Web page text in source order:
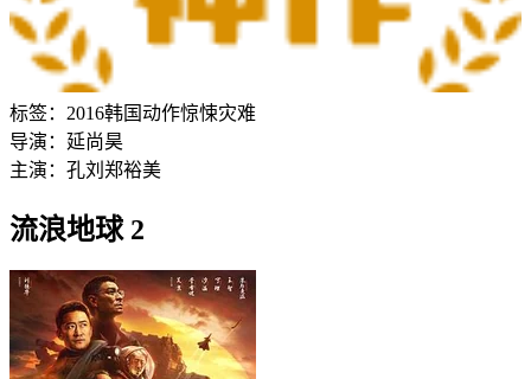
标签： 2016韩国动作惊悚灾难
导演： 延尚昊
主演： 孔刘 郑裕美
流浪地球 2